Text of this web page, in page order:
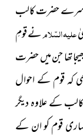
حضرت کالب
علیہ السّلامنے قومِ
تھا جنمیں حضرت
کہ قوم کے احوال
کے علاوہ دیگر
قوم کو ان کے